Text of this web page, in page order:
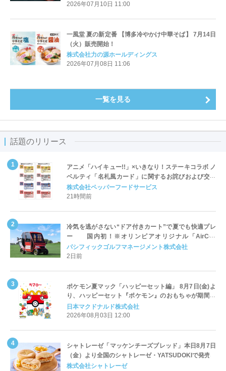
2026年07月10日 11:00
一風堂 夏の新定番 【博多冷やかけ中華そば】 7月14日
（火）販売開始！
株式会社力の源ホールディングス
2026年07月08日 11:06
一覧を見る
話題のリリース
アニメ「ハイキュー!!」×いきなり！ステーキコラボ ノ
ベルティ「名札風カード」に関するお詫びおよび交換
対応についてのご案内
株式会社ペッパーフードサービス
21時間前
冷気を逃がさない“ドア付きカート”で夏でも快適プレ
ー 国内初！※オリンピアオリジナル「AirCon
Cart（エアコンカート）」導入 | ＰＧＭ
パシフィックゴルフマネージメント株式会社
2日前
ポケモン夏マック「ハッピーセット編」 8月7日(金)よ
り、ハッピーセット『ポケモン』のおもちゃが期間限
定登場
日本マクドナルド株式会社
2026年08月03日 12:00
シャトレーゼ「マッケンチーズブレッド」本日8月7日
（金）より全国のシャトレーゼ・YATSUDOKIで発売
株式会社シャトレーゼ